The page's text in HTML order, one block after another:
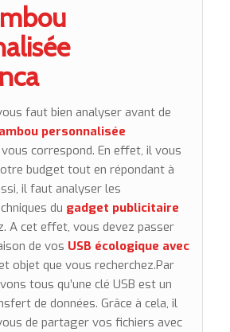
faut bien analyser avant de
personnalisée
correspond. En effet, il vous
budget tout en répondant à
il faut analyser les
du gadget publicitaire
A cet effet, vous devez passer
de vos USB écologique avec
objet que vous recherchez.Par
tous qu’une clé USB est un
de données. Grâce à cela, il
de partager vos fichiers avec